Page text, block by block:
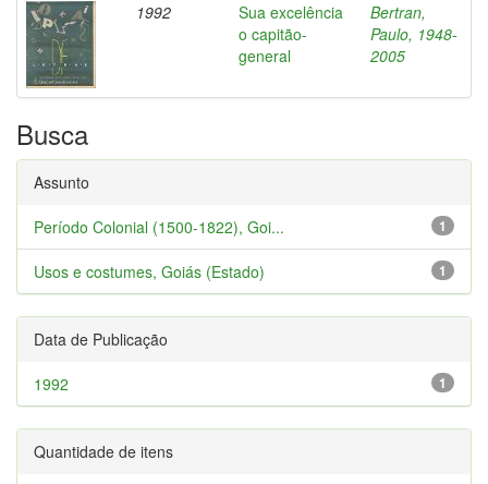
1992
Sua excelência
o capitão-
general
Bertran,
Paulo, 1948-
2005
Busca
Assunto
1
Período Colonial (1500-1822), Goi...
1
Usos e costumes, Goiás (Estado)
Data de Publicação
1
1992
Quantidade de itens